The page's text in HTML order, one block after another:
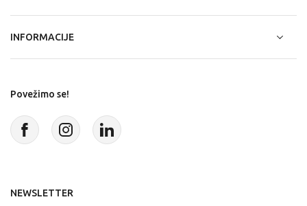
INFORMACIJE
Povežimo se!
NEWSLETTER